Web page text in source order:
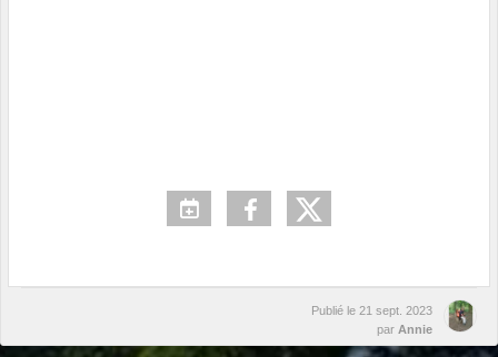
Publié le 21 sept. 2023
par Annie